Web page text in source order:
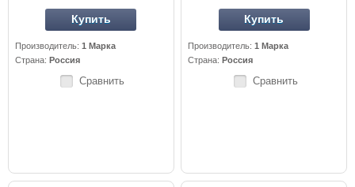
Купить
Производитель:1 Марка
Страна: Россия
Сравнить
Купить
Производитель:1 Марка
Страна: Россия
Сравнить